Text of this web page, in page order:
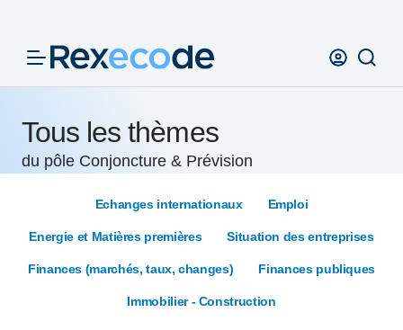
Tous les thèmes
du pôle Conjoncture & Prévision
Echanges internationaux Emploi
Energie et Matières premières Situation des entreprises
Finances (marchés, taux, changes) Finances publiques
Immobilier - Construction